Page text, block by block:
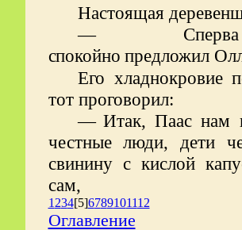
Настоящая
—
спокойнопредложил
Его хладнокровие
тот проговорил:
— Итак, Паас нам
честные люди, дети
свинину с кислой
сам,
1 234[5]6789101112
Оглавление